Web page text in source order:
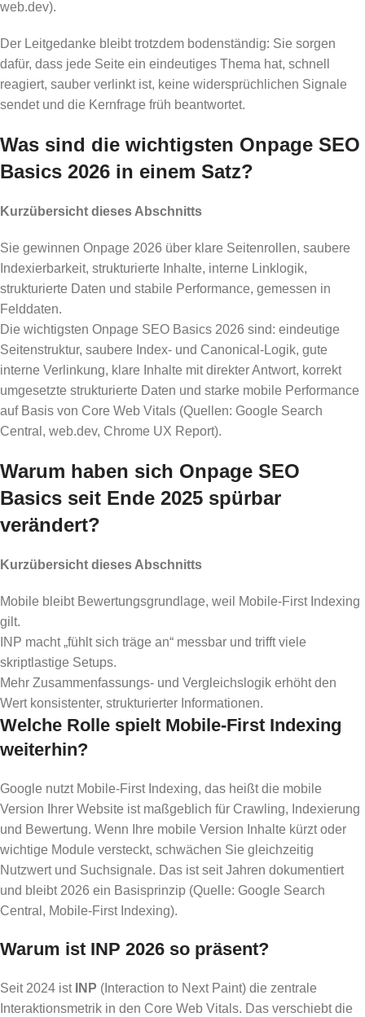
web.dev).
Der Leitgedanke bleibt trotzdem bodenständig: Sie sorgen
dafür, dass jede Seite ein eindeutiges Thema hat, schnell
reagiert, sauber verlinkt ist, keine widersprüchlichen Signale
sendet und die Kernfrage früh beantwortet.
Was sind die wichtigsten Onpage SEO
Basics 2026 in einem Satz?
Kurzübersicht dieses Abschnitts
Sie gewinnen Onpage 2026 über klare Seitenrollen, saubere
Indexierbarkeit, strukturierte Inhalte, interne Linklogik,
strukturierte Daten und stabile Performance, gemessen in
Felddaten.
Die wichtigsten Onpage SEO Basics 2026 sind: eindeutige
Seitenstruktur, saubere Index- und Canonical-Logik, gute
interne Verlinkung, klare Inhalte mit direkter Antwort, korrekt
umgesetzte strukturierte Daten und starke mobile Performance
auf Basis von Core Web Vitals (Quellen: Google Search
Central, web.dev, Chrome UX Report).
Warum haben sich Onpage SEO
Basics seit Ende 2025 spürbar
verändert?
Kurzübersicht dieses Abschnitts
Mobile bleibt Bewertungsgrundlage, weil Mobile-First Indexing
gilt.
INP macht „fühlt sich träge an“ messbar und trifft viele
skriptlastige Setups.
Mehr Zusammenfassungs- und Vergleichslogik erhöht den
Wert konsistenter, strukturierter Informationen.
Welche Rolle spielt Mobile-First Indexing
weiterhin?
Google nutzt Mobile-First Indexing, das heißt die mobile
Version Ihrer Website ist maßgeblich für Crawling, Indexierung
und Bewertung. Wenn Ihre mobile Version Inhalte kürzt oder
wichtige Module versteckt, schwächen Sie gleichzeitig
Nutzwert und Suchsignale. Das ist seit Jahren dokumentiert
und bleibt 2026 ein Basisprinzip (Quelle: Google Search
Central, Mobile-First Indexing).
Warum ist INP 2026 so präsent?
Seit 2024 ist INP (Interaction to Next Paint) die zentrale
Interaktionsmetrik in den Core Web Vitals. Das verschiebt die